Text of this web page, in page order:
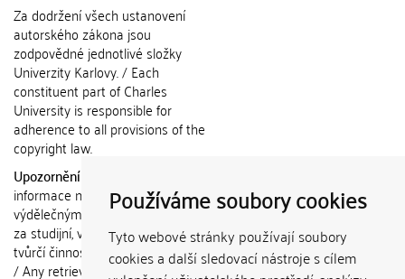
Používáme soubory cookies
Tyto webové stránky používají soubory
cookies a další sledovací nástroje s cílem
Za dodržení všech ustanovení
autorského zákona jsou
zodpovědné jednotlivé složky
Univerzity Karlovy. / Each
constituent part of Charles
University is responsible for
adherence to all provisions of the
copyright law.
Upozornění / Notice:
informace nemohou být použity k
výdělečným účelům nebo vydávány
za studijní, vědeckou nebo jinou
tvůrčí činnost jiné osoby než autora.
/ Any retrieved information shall not